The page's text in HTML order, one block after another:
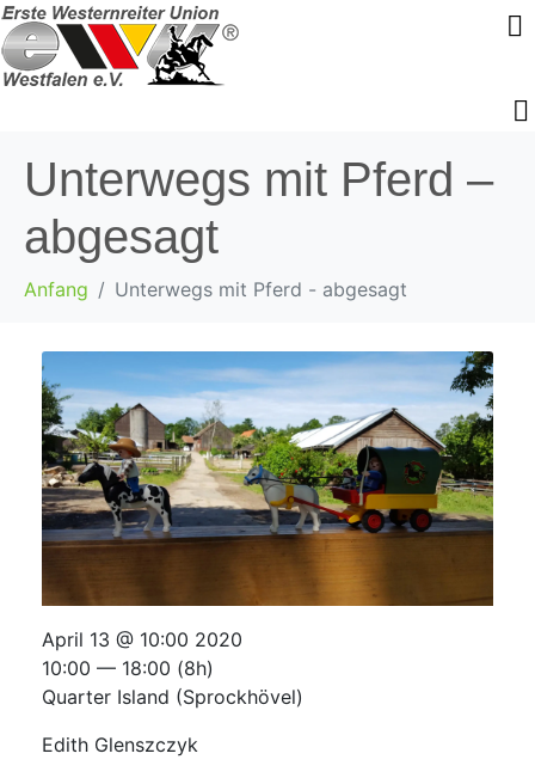
Unterwegs mit Pferd –
abgesagt
Anfang Unterwegs mit Pferd - abgesagt
April 13 @ 10:00 2020
10:00 — 18:00 (8h)
Quarter Island (Sprockhövel)
Edith Glenszczyk